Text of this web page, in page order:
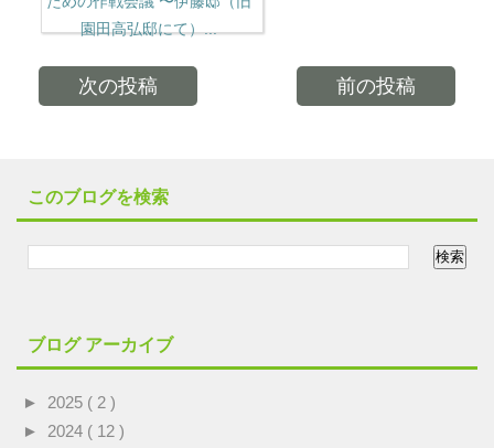
園田高弘邸にて）...
次の投稿 前の投稿
このブログを検索
ブログ アーカイブ
► 2025 ( 2 )
► 2024 ( 12 )